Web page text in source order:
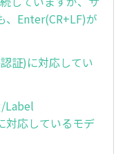
、Enter(CR+LF)が
証)に対応してい
Label
対応しているモデ